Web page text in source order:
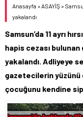
Anasayfa »ASAYİŞ »
yakalandı
Samsun’da 11 ayrı
hapis cezası
yakalandı. Adliyeye
gazetecilerin yüzünü
çocuğunu kendine